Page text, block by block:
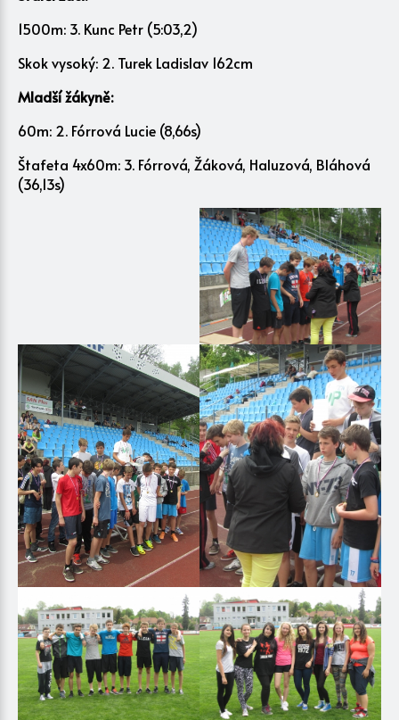
1500m: 3. Kunc Petr (5:03,2)
Skok vysoký: 2. Turek Ladislav 162cm
Mladší žákyně:
60m: 2. Fórrová Lucie (8,66s)
Štafeta 4x60m: 3. Fórrová, Žáková, Haluzová, Bláhová
(36,13s)